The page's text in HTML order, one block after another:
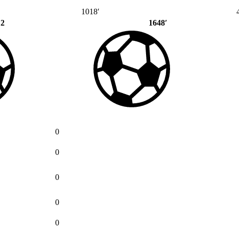
1018′
2 1648′
0
0
0
0
0